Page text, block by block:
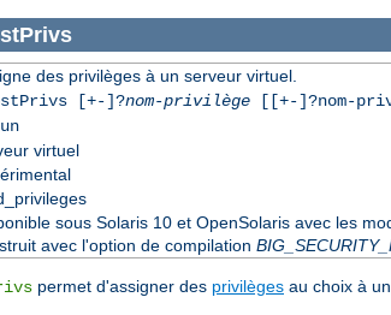
des privilèges à un serveur virtuel.
[+-]?nom-privilège[[+-]?nom-
virtuel
sous Solaris 10 et OpenSolaris avec les
avec l'option de compilation
permet d'assigner des privilèges au choix à